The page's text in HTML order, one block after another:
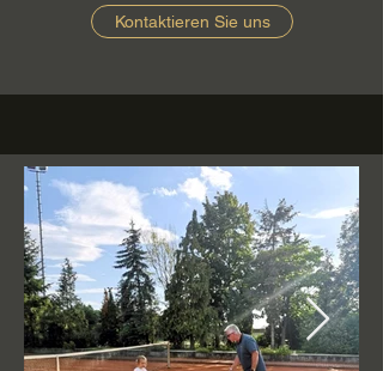
Kontaktieren Sie uns